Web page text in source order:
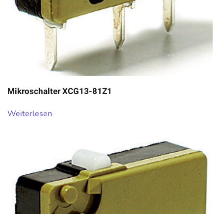
Mikroschalter XCG13-81Z1
Weiterlesen